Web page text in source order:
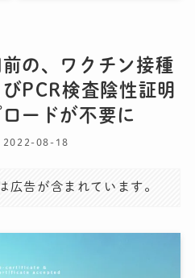
の、ワクチン接種
PCR検査陰性証明
ードが不要に
2022-08-18
広告が含まれています。